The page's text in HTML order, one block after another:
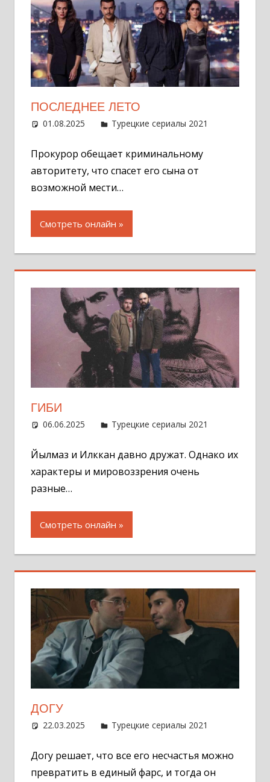
ПОСЛЕДНЕЕ ЛЕТО
01.08.2025 Администратор
Турецкие сериалы 2021
Прокурор обещает криминальному
авторитету, что спасет его сына от
возможной мести…
Смотреть онлайн
ГИБИ
06.06.2025 Администратор
Турецкие сериалы 2021
Йылмаз и Илккан давно дружат. Однако их
характеры и мировоззрения очень
разные…
Смотреть онлайн
ДОГУ
22.03.2025 Администратор
Турецкие сериалы 2021
Догу решает, что все его несчастья можно
превратить в единый фарс, и тогда он